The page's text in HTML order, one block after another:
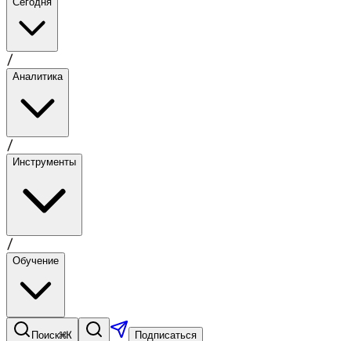
/
Аналитика
/
Инструменты
/
Обучение
Поиск⌘K Подписаться